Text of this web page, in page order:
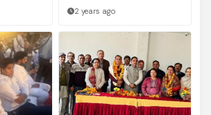
2 years ago